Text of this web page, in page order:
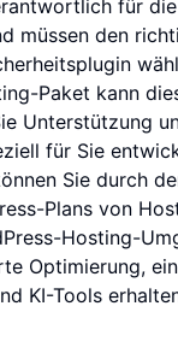
für
müssen den
Paket kann
Unterstützung
für Sie
Sie durch
Plans von
Hosting-
Optimierung,
KI-Tools